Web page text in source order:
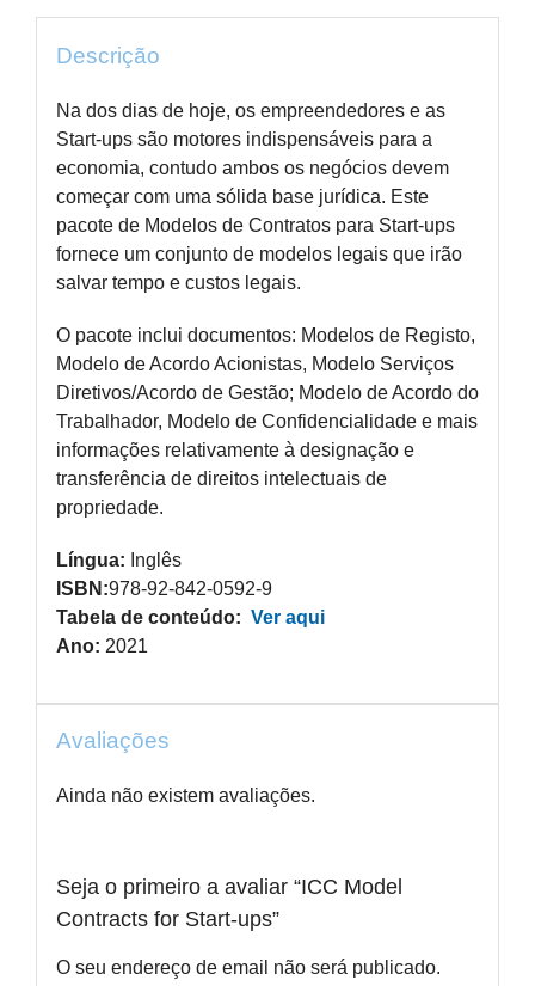
Descrição
Na dos dias de hoje, os empreendedores e as
Start-ups são motores indispensáveis para a
economia, contudo ambos os negócios devem
começar com uma sólida base jurídica. Este
pacote de Modelos de Contratos para Start-ups
fornece um conjunto de modelos legais que irão
salvar tempo e custos legais.
O pacote inclui documentos: Modelos de Registo,
Modelo de Acordo Acionistas, Modelo Serviços
Diretivos/Acordo de Gestão; Modelo de Acordo do
Trabalhador, Modelo de Confidencialidade e mais
informações relativamente à designação e
transferência de direitos intelectuais de
propriedade.
Língua: Inglês
ISBN:978-92-842-0592-9
Tabela de conteúdo: Ver aqui
Ano: 2021
Avaliações
Ainda não existem avaliações.
Seja o primeiro a avaliar “ICC Model
Contracts for Start-ups”
O seu endereço de email não será publicado.